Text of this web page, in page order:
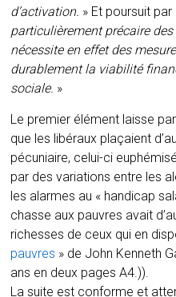
d’activation. » Et poursuit par
particulièrement précaire
nécessite en effet des
durablement la viabilité
sociale. »
Le premier élément laisse
que les libéraux plaçaient
pécuniaire, celui-ci
par des variations entre les
les alarmes au « handicap
chasse aux pauvres avait
richesses de ceux qui en
pauvres » de John Kenneth
ans en deux pages A4.)).
La suite est conforme et